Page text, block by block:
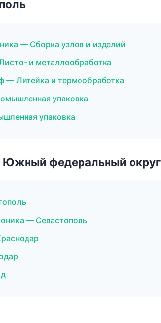
— Сборка узлов и изделий
и металлообработка
— Литейка и термообработка
упаковка
упаковка
Южный федеральный округ
— Севастополь